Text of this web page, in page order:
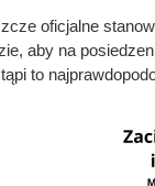
oficjalne
aby na
to